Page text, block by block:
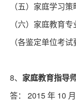
（五）家庭学习策
（六）家庭教育
（各鉴定单位考
8、 家庭教育指导
答： 2015 年 10